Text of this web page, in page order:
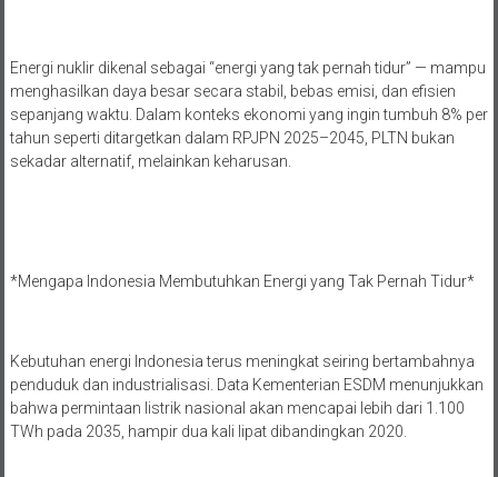
Energi nuklir dikenal sebagai “energi yang tak pernah tidur” — mampu
menghasilkan daya besar secara stabil, bebas emisi, dan efisien
sepanjang waktu. Dalam konteks ekonomi yang ingin tumbuh 8% per
tahun seperti ditargetkan dalam RPJPN 2025–2045, PLTN bukan
sekadar alternatif, melainkan keharusan.
*Mengapa Indonesia Membutuhkan Energi yang Tak Pernah Tidur*
Kebutuhan energi Indonesia terus meningkat seiring bertambahnya
penduduk dan industrialisasi. Data Kementerian ESDM menunjukkan
bahwa permintaan listrik nasional akan mencapai lebih dari 1.100
TWh pada 2035, hampir dua kali lipat dibandingkan 2020.